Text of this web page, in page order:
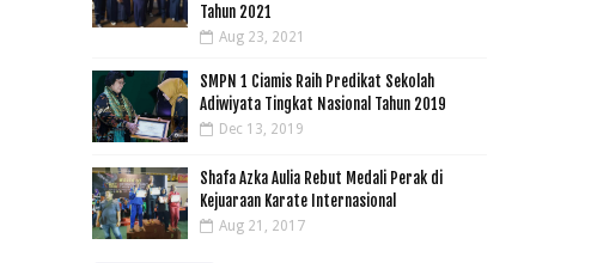
Tahun 2021
Aug 23, 2021
SMPN 1 Ciamis Raih Predikat Sekolah
Adiwiyata Tingkat Nasional Tahun 2019
Dec 13, 2019
Shafa Azka Aulia Rebut Medali Perak di
Kejuaraan Karate Internasional
Aug 21, 2017